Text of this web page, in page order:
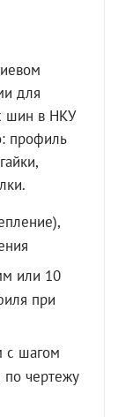
для
шин в НКУ
профиль
или 10
при
с шагом
чертежу